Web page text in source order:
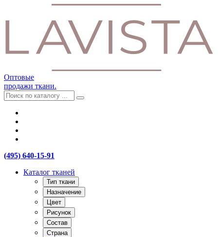
Оптовые
продажи ткани.
(495) 640-15-91
Каталог тканей
Тип ткани
Назначение
Цвет
Рисунок
Состав
Страна